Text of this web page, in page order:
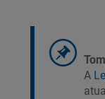
A